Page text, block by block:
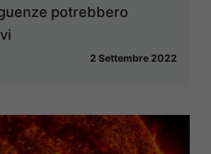
potrebbero
2 Settembre 2022